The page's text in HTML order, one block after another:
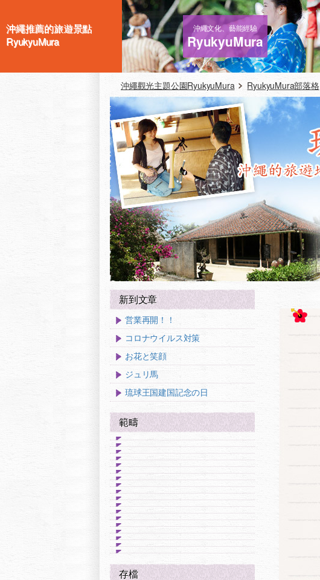
沖繩推薦的旅遊景點
RyukyuMura
沖繩文化、藝能經驗
RyukyuMura
沖繩觀光主題公園RyukyuMura RyukyuMura部落格
新到文章
営業再開！！
コロナウイルス対策
お花と笑顔
ジュリ馬
琉球王国建国記念の日
範疇
存檔